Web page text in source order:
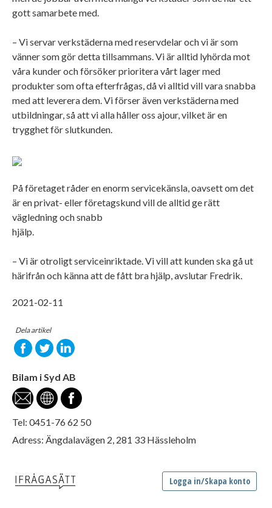
gott samarbete med.
– Vi servar verkstäderna med reservdelar och vi är som
vänner som gör detta tillsammans. Vi är alltid lyhörda mot
våra kunder och försöker prioritera vårt lager med
produkter som ofta efterfrågas, då vi alltid vill vara snabba
med att leverera dem. Vi förser även verkstäderna med
utbildningar, så att vi alla håller oss ajour, vilket är en
trygghet för slutkunden.
På företaget råder en enorm servicekänsla, oavsett om det
är en privat- eller företagskund vill de alltid ge rätt
vägledning och snabb
hjälp.
– Vi är otroligt serviceinriktade. Vi vill att kunden ska gå ut
härifrån och känna att de fått bra hjälp, avslutar Fredrik.
2021-02-11
Dela artikel
Bilam i Syd AB
Tel: 0451-76 62 50
Adress: Ängdalavägen 2, 281 33 Hässleholm